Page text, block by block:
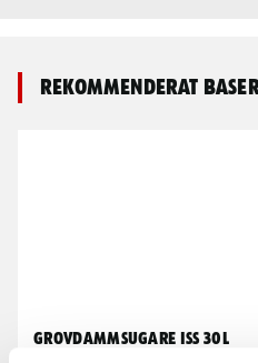
Rekommenderat
Grovdammsugare ISS 30L